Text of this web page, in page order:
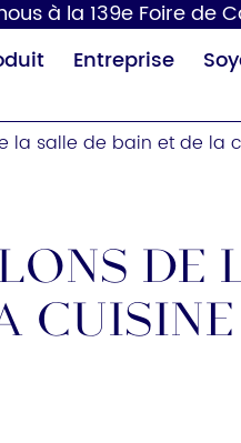
à la 139e Foire de
de
Entreprise
la salle de bain et de la
cuisine